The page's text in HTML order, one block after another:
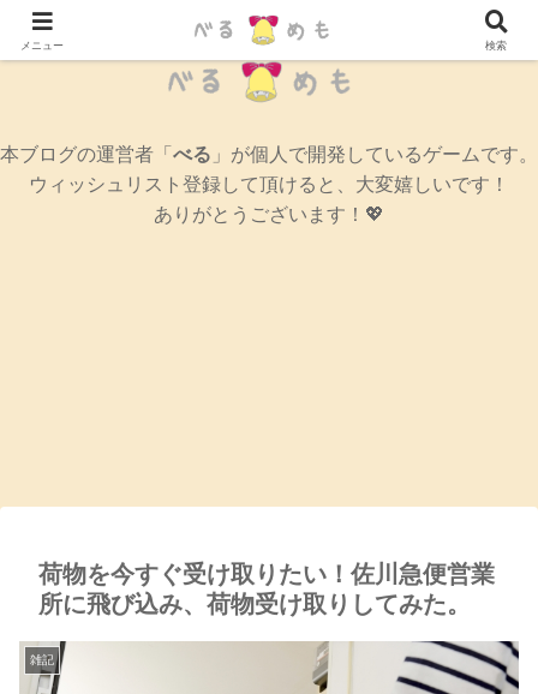
辛口女性ゲームブログ
本ブログの運営者「 べる 」が個人で開発しているゲームです。
ウィッシュリスト登録して頂けると、大変嬉しいです！
ありがとうございます！💖
荷物を今すぐ受け取りたい！佐川急便営業
所に飛び込み、荷物受け取りしてみた。
雑記
メニュー 検索